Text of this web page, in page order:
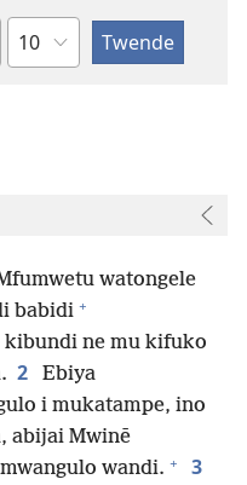
Shapita
watongele
babidi +
ne mu kifuko
2
Ebiya
i mukatampe, ino
abijai Mwinē
wandi. + 3